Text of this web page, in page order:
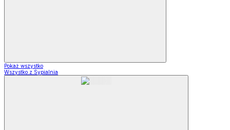
Pokaż wszystko
Wszystko z Sypialnia